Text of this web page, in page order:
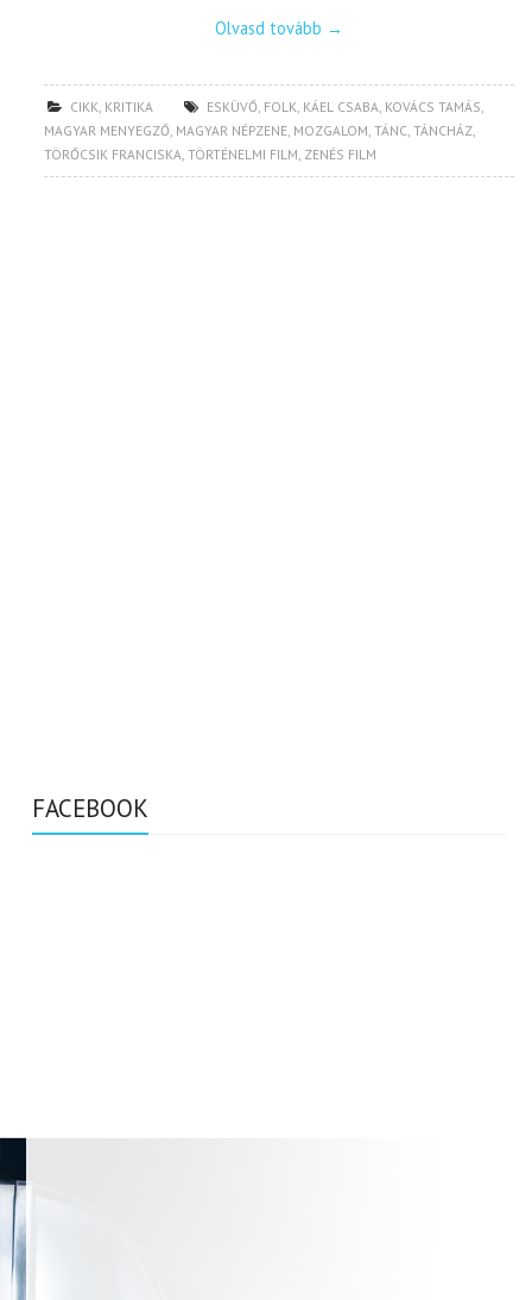
Olvasd tovább →
CIKK, KRITIKA ESKÜVŐ, FOLK, KÁEL CSABA, KOVÁCS TAMÁS,
MAGYAR MENYEGZŐ, MAGYAR NÉPZENE, MOZGALOM,TÁNC,TÁNCHÁZ,
TÖRŐCSIK FRANCISKA,TÖRTÉNELMI FILM, ZENÉS FILM
FACEBOOK